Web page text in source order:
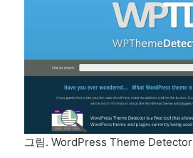
그림. WordPress Theme Detector